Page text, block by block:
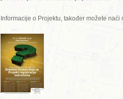
Informacije o Projektu, također možete